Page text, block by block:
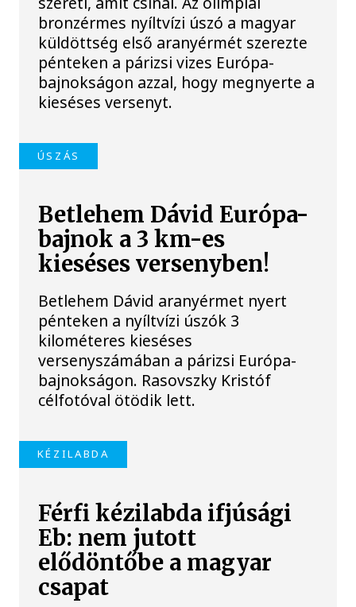
bronzérmes nyíltvízi úszó a magyar
küldöttség első aranyérmét szerezte
pénteken a párizsi vizes Európa-
bajnokságon azzal, hogy megnyerte a
kieséses versenyt.
ÚSZÁS
Betlehem Dávid Európa-
bajnok a 3 km-es
kieséses versenyben!
Betlehem Dávid aranyérmet nyert
pénteken a nyíltvízi úszók 3
kilométeres kieséses
versenyszámában a párizsi Európa-
bajnokságon. Rasovszky Kristóf
célfotóval ötödik lett.
KÉZILABDA
Férfi kézilabda ifjúsági
Eb: nem jutott
elődöntőbe a magyar
csapat